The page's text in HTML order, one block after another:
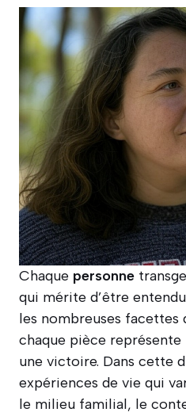
Chaque personne
qui mérite d’être
les nombreuses facettes
chaque pièce
une victoire. Dans cette
expériences de vie qui
le milieu familial, le